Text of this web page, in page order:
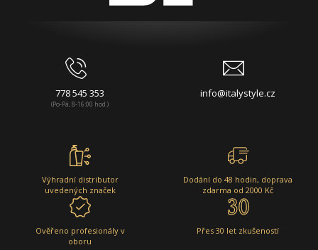
778 545 353
(Po-Pá, 8-16:00 hod.)
info@italystyle.cz
Výhradní distributor
uvedených značek
Dodání do 48 hodin, doprava
zdarma od 2000 Kč
Ověřeno profesionály v
oboru
Přes 30 let zkušeností